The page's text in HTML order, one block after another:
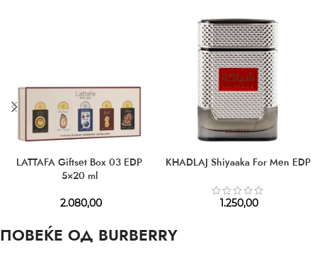
LATTAFA Giftset Box 03 EDP
5×20 ml
2.080,00
KHADLAJ Shiyaaka For Men EDP
1.250,00
ПОВЕЌЕ ОД BURBERRY